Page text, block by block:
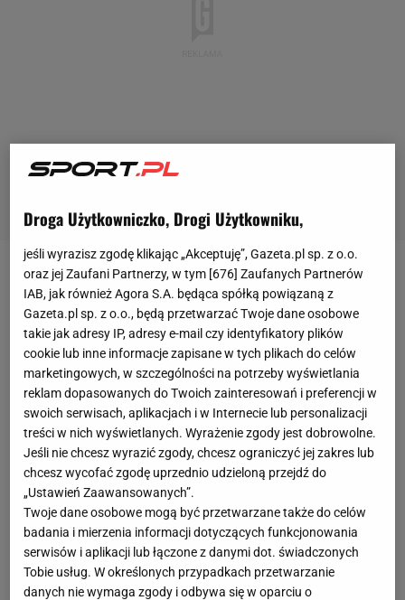
Cristiano Ronaldoi Georgina Rodriguezpoznali się w
2016 roku, a do ich spotkania doszło przed butikiem
Gucci. To tam pracowała wówczas pochodząca z
Buenos Aires kobieta. Udzieliła ona jakiś czas temu
wywiadu hiszpańskiemu czasopismu "Elle", gdzie
wyznała, że para zakochała się od pierwszego
wejrzenia. Jakiś czas temu na światło dzienne
wyszły sensacyjne szczegóły z ich życia
prywatnego. Media informowały, że
podpisać z Rodriguez "umowę przedmałżeńską",
która ma chronić zarówno majątek piłkarza, jak i
interesy influencerki w przypadku rozpadu ich relacji.
Droga Użytkowniczko, Drogi Użytkowniku,
jeśli wyrazisz zgodę klikając „Akceptuję”, Gazeta.pl sp. z o.o.
oraz jej Zaufani Partnerzy, w tym [676] Zaufanych Partnerów
IAB, jak również Agora S.A. będąca spółką powiązaną z
Gazeta.pl sp. z o.o., będą przetwarzać Twoje dane osobowe
takie jak adresy IP, adresy e-mail czy identyfikatory plików
cookie lub inne informacje zapisane w tych plikach do celów
marketingowych, w szczególności na potrzeby wyświetlania
reklam dopasowanych do Twoich zainteresowań i preferencji w
swoich serwisach, aplikacjach i w Internecie lub personalizacji
treści w nich wyświetlanych. Wyrażenie zgody jest dobrowolne.
Jeśli nie chcesz wyrazić zgody, chcesz ograniczyć jej zakres lub
chcesz wycofać zgodę uprzednio udzieloną przejdź do
„Ustawień Zaawansowanych”.
Twoje dane osobowe mogą być przetwarzane także do celów
badania i mierzenia informacji dotyczących funkcjonowania
serwisów i aplikacji lub łączone z danymi dot. świadczonych
Tobie usług. W określonych przypadkach przetwarzanie
danych nie wymaga zgody i odbywa się w oparciu o